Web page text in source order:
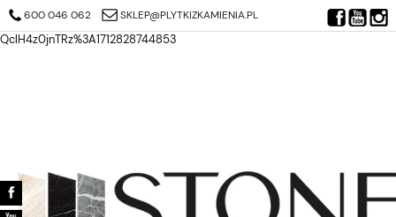
https://search.google.com/search-console/verification-download?
QclH4z0jnTRz%3A1712828744853
600 046 062 SKLEP@PLYTKIZKAMIENIA.PL